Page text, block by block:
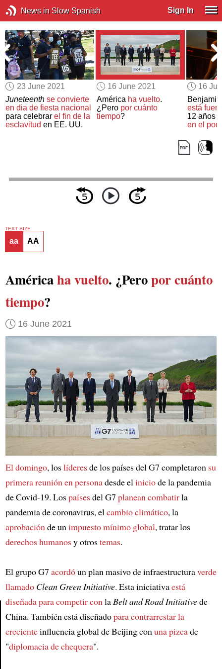
News in Slow Spanish Sign In
23 June 2021
Juneteenth se convierte
en dia de fiesta nacional
para celebrarel fin de la
esclavitud en EE. UU.
16 June 2021
América ha vuelto.
¿Pero por cuánto
tiempo?
16
está fuera
12 años
en el
Article
TEXT SIZE
aa AA
Américaha vuelto. ¿Peropor cuánto
tiempo?
16 June 2021
El domingo, loslíderesde los países del G7 completaron su
primera reunión en personadesde eliniciode la pandemia
de Covid-19. Lospaísesdel G7 planean combatirla
pandemia de coronavirus, elcambio climático, la
aprobaciónde unimpuesto mínimo global, tratar los
derechos humanosy otrostemas.
El grupo G7 acordóun plan masivo de infraestructuraverde
llamado Clean Green Initiative. Esta iniciativaestá
diseñada para competir conlaBelt and Road Initiativede
China. También está diseñadopara contrarrestar la
crecienteinfluencia global de Beijing conuna pizcade
"diplomacia de chequera".